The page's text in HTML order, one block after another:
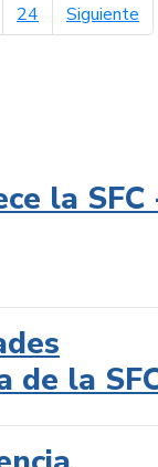
24 Siguiente
la SFC
de la